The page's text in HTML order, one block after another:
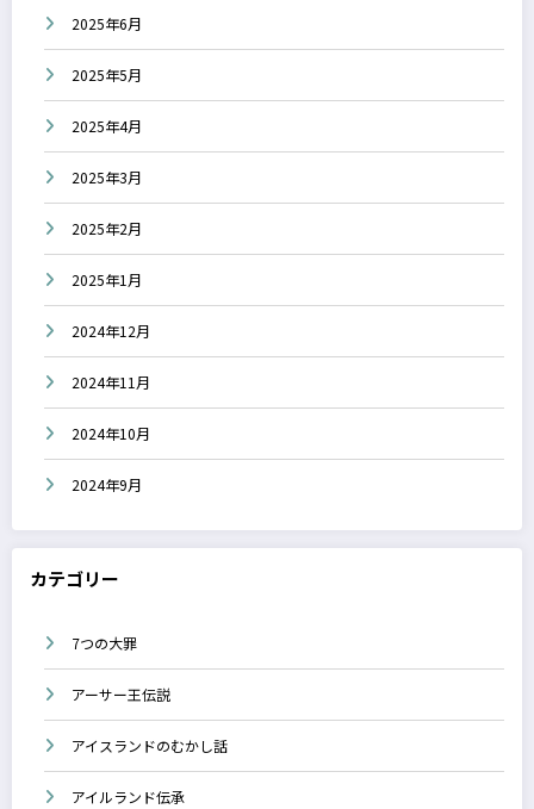
2025年6月
2025年5月
2025年4月
2025年3月
2025年2月
2025年1月
2024年12月
2024年11月
2024年10月
2024年9月
カテゴリー
7つの大罪
アーサー王伝説
アイスランドのむかし話
アイルランド伝承